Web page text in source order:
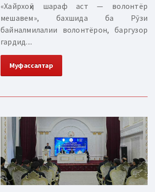
«Хайрхоҳӣ шараф аст — волонтёр
мешавем», бахшида ба Рӯзи
байналмилалии волонтёрон, баргузор
гардид....
Муфассалтар